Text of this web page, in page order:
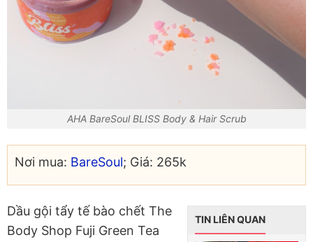
AHA BareSoul BLISS Body & Hair Scrub
Nơi mua: BareSoul; Giá: 265k
TIN LIÊN QUAN
Dầu gội tẩy tế bào chết The
Body Shop Fuji Green Tea